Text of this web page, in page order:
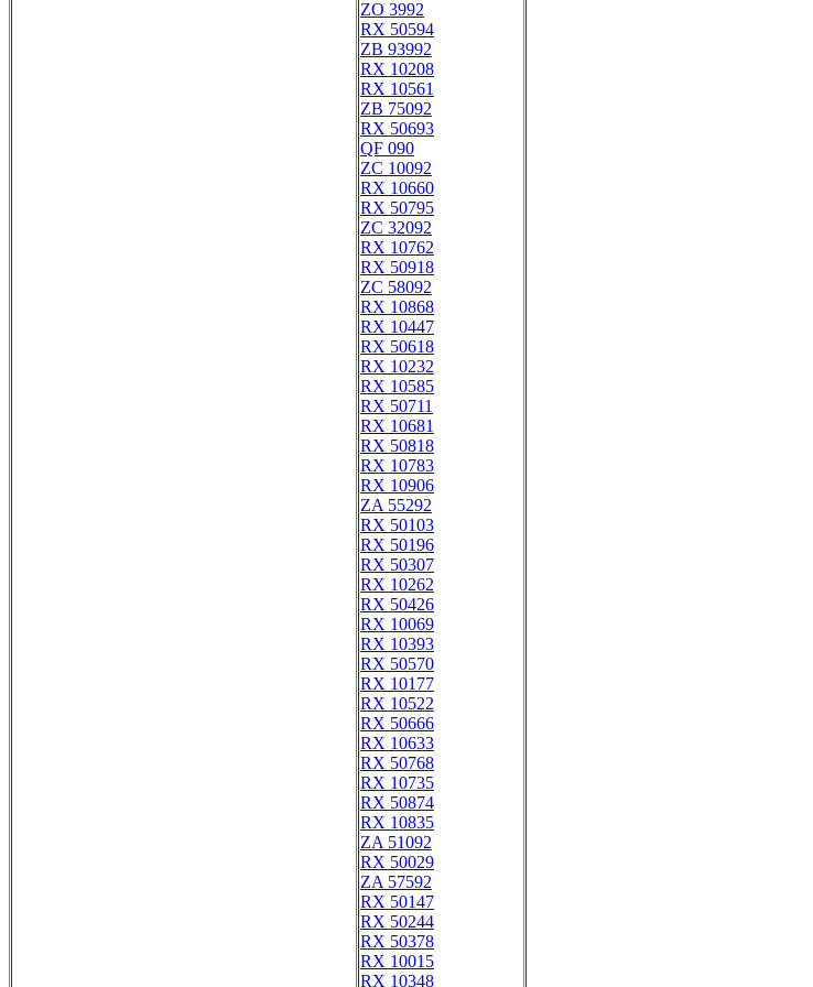
ZO 3992
RX 50594
ZB 93992
RX 10208
RX 10561
ZB 75092
RX 50693
QF 090
ZC 10092
RX 10660
RX 50795
ZC 32092
RX 10762
RX 50918
ZC 58092
RX 10868
RX 10447
RX 50618
RX 10232
RX 10585
RX 50711
RX 10681
RX 50818
RX 10783
RX 10906
ZA 55292
RX 50103
RX 50196
RX 50307
RX 10262
RX 50426
RX 10069
RX 10393
RX 50570
RX 10177
RX 10522
RX 50666
RX 10633
RX 50768
RX 10735
RX 50874
RX 10835
ZA 51092
RX 50029
ZA 57592
RX 50147
RX 50244
RX 50378
RX 10015
RX 10348